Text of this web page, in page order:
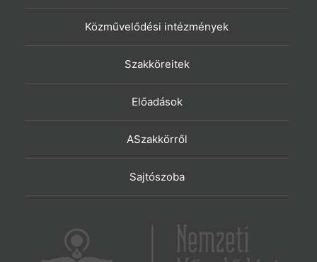
Közművelődési intézmények
Szakköreitek
Előadások
ASzakkörről
Sajtószoba